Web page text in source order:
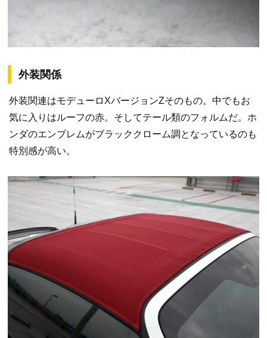
外装関係
外装関連はモデューロXバージョンZそのもの。中でもお
気に入りはルーフの赤。そしてテール類のフォルムだ。ホ
ンダのエンブレムがブラッククローム調となっているのも
特別感が高い。